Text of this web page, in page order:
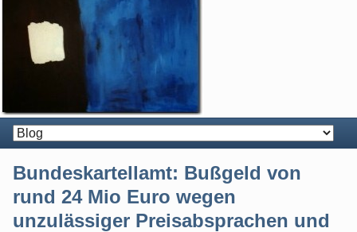
Bundeskartellamt: Bußgeld von
rund 24 Mio Euro wegen
unzulässiger Preisabsprachen und